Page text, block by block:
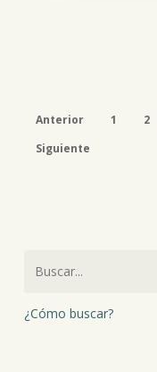
Anterior 1 2
Siguiente
¿Cómo buscar?